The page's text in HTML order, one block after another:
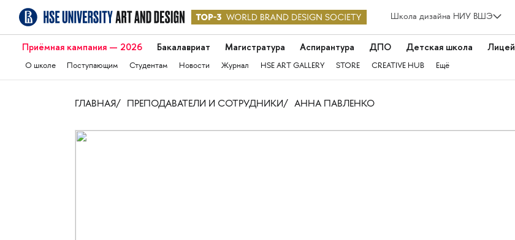
Школа дизайна НИУ ВШЭ
Приёмная кампания — 2026 Бакалавриат Магистратура Аспирантура ДПО Детская школа Лицей
О школе Поступающим Студентам Новости Журнал HSE ART GALLERY STORE CREATIVE HUB Ещё
ГЛАВНАЯ ПРЕПОДАВАТЕЛИ И СОТРУДНИКИ АННА ПАВЛЕНКО